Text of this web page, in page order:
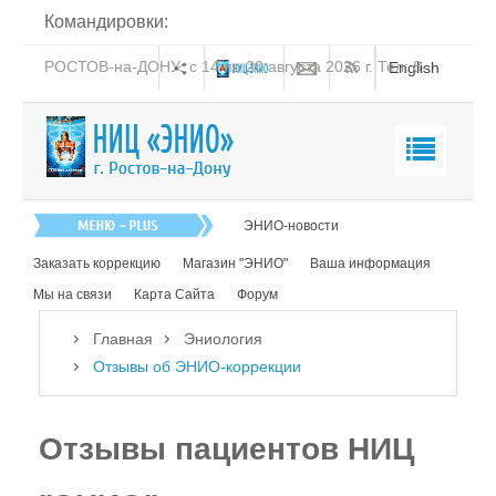
Командировки:
РОСТОВ-на-ДОНУ: с 14 по 20 августа 2026 г. Тел: 8-
English
Об эниологии Виктора Рогожкина
Информационные Поля
ЭНИО-новости
Заказать коррекцию Магазин "ЭНИО"
Ваша информация
Мы на связи
Карта Сайта Форум
Главная
Эниология
Отзывы об ЭНИО-коррекции
Отзывы пациентов НИЦ